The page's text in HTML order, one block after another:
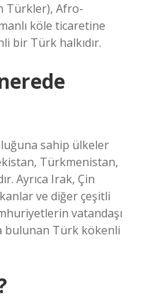
Türkler), Afro-
köle ticaretine
bir Türk halkıdır.
sahip ülkeler
Türkmenistan,
Ayrıca Irak, Çin
ve diğer çeşitli
vatandaşı
bulunan Türk kökenli